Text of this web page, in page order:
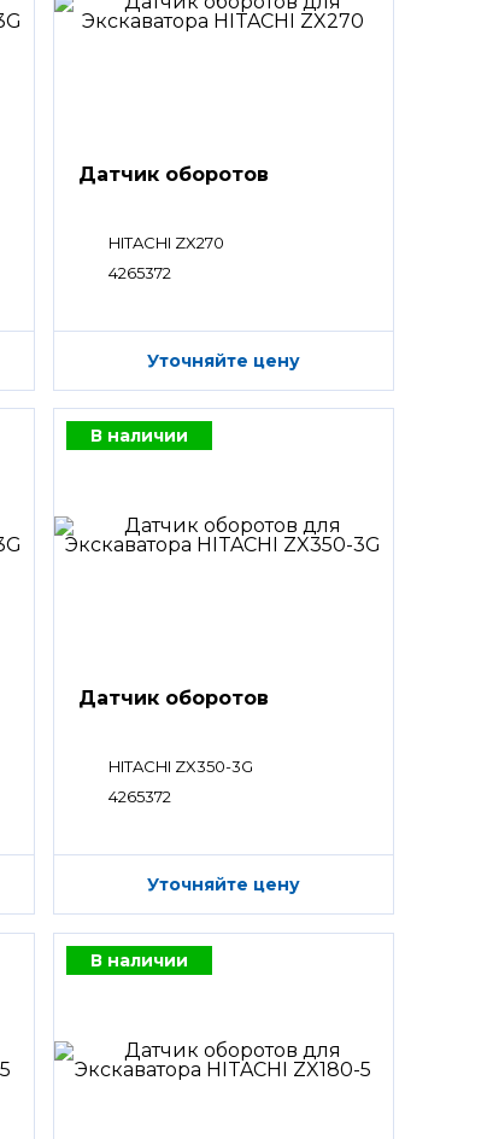
Датчик оборотов
HITACHI ZX270
4265372
Уточняйте цену
В наличии
Датчик оборотов
HITACHI ZX350-3G
4265372
Уточняйте цену
В наличии